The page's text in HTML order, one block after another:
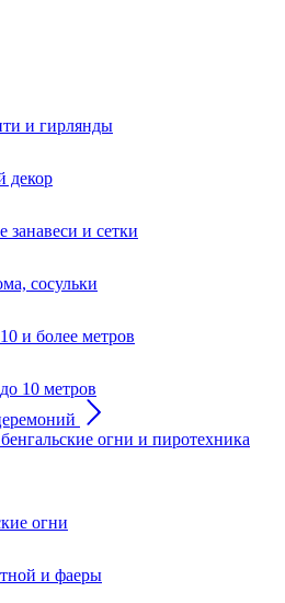
и гирлянды
декор
занавеси и сетки
сосульки
и более метров
10 метров
огни и пиротехника
огни
и фаеры